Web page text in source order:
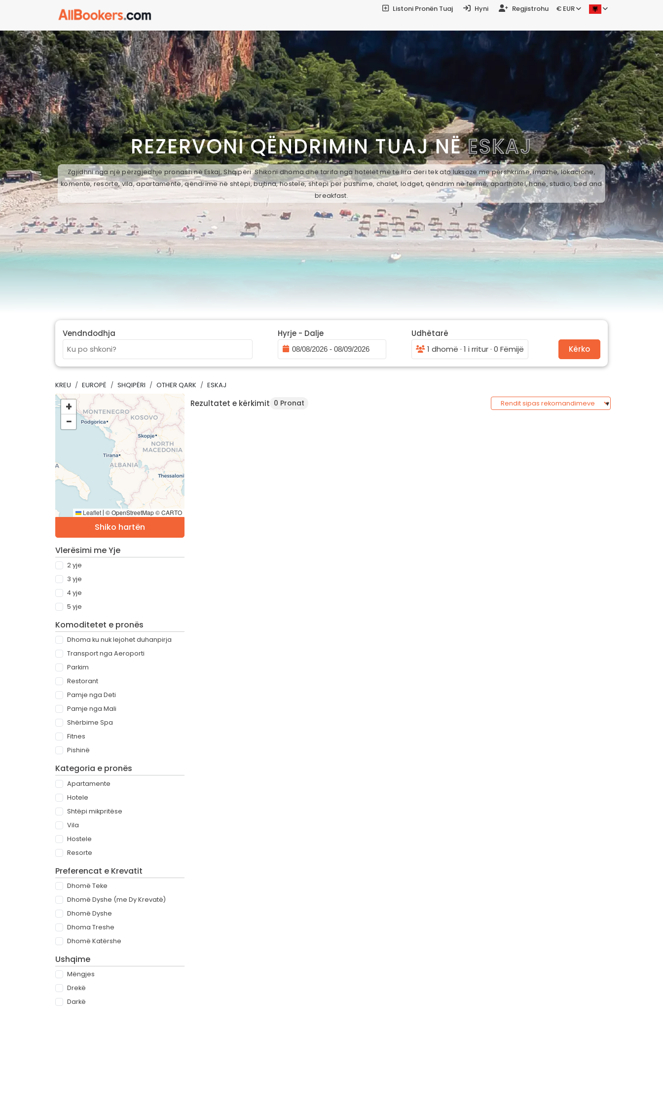
Listoni Pronën Tuaj Hyni Regjistrohu € EUR
REZERVONI QËNDRIMIN TUAJ NËESKAJ
Zgjidhni nga një përzgjedhje pronash në Eskaj, Shqipëri. Shikoni dhoma dhe tarifa nga hotelet më të lira deri tek ato luksoze me përshkrime, imazhe, lokacione,
komente, resorte, vila, apartamente, qëndrime në shtëpi, bujtina, hostele, shtepi per pushime, chalet, lodget, qëndrim në fermë, aparthotel, hanë, studio, bed and
breakfast.
Vendndodhja Hyrje - Dalje
Udhëtarë
1 dhomë · 1 i rritur · 0 Fëmijë
Kërko
KREU EUROPË SHQIPËRI OTHER QARK ESKAJ
+
−
Leaflet | © OpenStreetMap © CARTO
Shiko hartën
Vlerësimi me Yje
2 yje
3 yje
4 yje
5 yje
Komoditetet e pronës
Dhoma ku nuk lejohet duhanpirja
Transport nga Aeroporti
Parkim
Restorant
Pamje nga Deti
Pamje nga Mali
Shërbime Spa
Fitnes
Pishinë
Kategoria e pronës
Apartamente
Hotele
Shtëpi mikpritëse
Vila
Hostele
Resorte
Preferencat e Krevatit
Dhomë Teke
Dhomë Dyshe (me Dy Krevatë)
Dhomë Dyshe
Dhoma Treshe
Dhomë Katërshe
Ushqime
Mëngjes
Drekë
Darkë
Rezultatet e kërkimit 0 Pronat